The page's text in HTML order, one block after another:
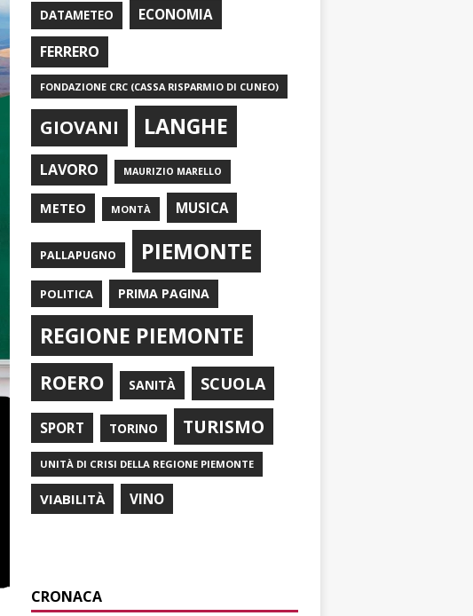
DATAMETEO ECONOMIA
FERRERO
FONDAZIONE CRC (CASSA RISPARMIO DI CUNEO)
GIOVANI LANGHE
LAVORO MAURIZIO MARELLO
METEO MONTÀ MUSICA
PALLAPUGNO PIEMONTE
POLITICA PRIMA PAGINA
REGIONE PIEMONTE
ROERO SANITÀ SCUOLA
SPORT TORINO TURISMO
UNITÀ DI CRISI DELLA REGIONE PIEMONTE
VIABILITÀ VINO
CRONACA